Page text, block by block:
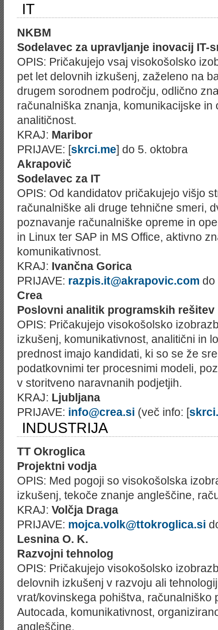
IT
NKBM
Sodelavec za upravljanje inovacij IT-
OPIS: Pričakujejo vsaj visokošolsko
pet let delovnih izkušenj, zaželeno na
drugem sorodnem področju, odlično
računalniška znanja, komunikacijske
analitičnost.
KRAJ: Maribor
PRIJAVE: [skrci.me] do 5. oktobra
Akrapovič
Sodelavec za IT
OPIS: Od kandidatov pričakujejo višjo
računalniške ali druge tehnične smeri,
poznavanje računalniške opreme in
in Linux ter SAP in MS Office, aktivno
komunikativnost.
KRAJ: Ivančna Gorica
PRIJAVE: razpis.it@akrapovic.com do
Crea
Poslovni analitik programskih rešitev
OPIS: Pričakujejo visokošolsko
izkušenj, komunikativnost, analitični in
prednost imajo kandidati, ki so se že
podatkovnimi ter procesnimi modeli,
v storitveno naravnanih podjetjih.
KRAJ: Ljubljana
PRIJAVE: info@crea.si (več info: [
INDUSTRIJA
TT Okroglica
Projektni vodja
OPIS: Med pogoji so visokošolska
izkušenj, tekoče znanje angleščine,
KRAJ: Volčja Draga
PRIJAVE: mojca.volk@ttokroglica.si
Lesnina O. K.
Razvojni tehnolog
OPIS: Pričakujejo visokošolsko
delovnih izkušenj v razvoju ali
vrat/kovinskega pohištva, računalniško
Autocada, komunikativnost,
angleščine.